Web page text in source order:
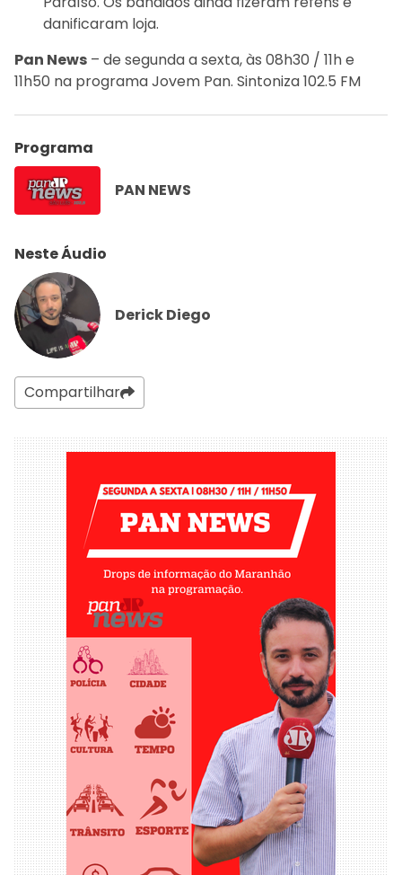
danificaram loja.
Pan News – de segunda a sexta, às 08h30 / 11h e
11h50 na programa Jovem Pan. Sintoniza 102.5 FM
Programa
PAN NEWS
Neste Áudio
Derick Diego
Compartilhar